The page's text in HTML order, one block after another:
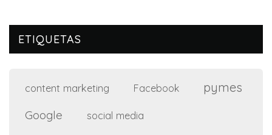
ETIQUETAS
content marketing Facebook pymes
Google social media